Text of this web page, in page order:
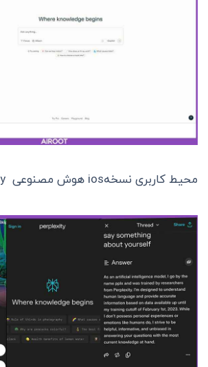
محیط کاربری نسخهios هوش مصنوعی Perplexity